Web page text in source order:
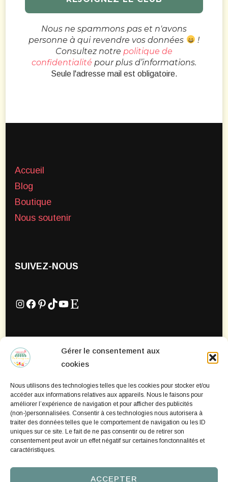
Gérer le consentement aux
cookies
Nous utilisons des technologies telles que les cookies pour stocker et/ou
accéder aux informations relatives aux appareils. Nous le faisons pour
améliorer l’expérience de navigation et pour afficher des publicités
(non-)personnalisées. Consentir à ces technologies nous autorisera à
traiter des données telles que le comportement de navigation ou les ID
uniques sur ce site. Le fait de ne pas consentir ou de retirer son
consentement peut avoir un effet négatif sur certaines fonctonnalités et
caractéristiques.
ACCEPTER
Nous ne spammons pas et n'avons
personne à qui revendre vos données
!
Consultez notre politique de
confidentialité pour plus d’informations.
Seule l'adresse mail est obligatoire.
Accueil
Blog
Boutique
Nous soutenir
SUIVEZ-NOUS
Instagram
Facebook
Pinterest
TikTok
YouTube
Mentions Légales
Politique de cookies